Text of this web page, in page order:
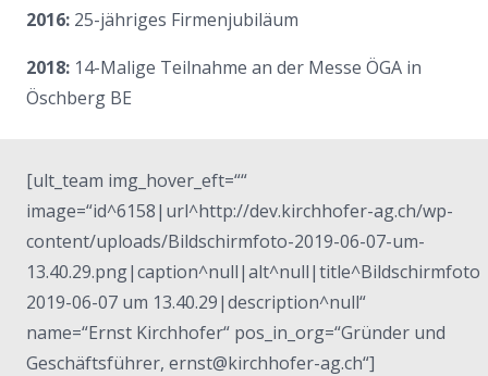
2016: 25-jähriges Firmenjubiläum
2018: 14-Malige Teilnahme an der Messe ÖGA in
Öschberg BE
[ult_team img_hover_eft=““
image=“id^6158|url^http://dev.kirchhofer-ag.ch/wp-
content/uploads/Bildschirmfoto-2019-06-07-um-
13.40.29.png|caption^null|alt^null|title^Bildschirmfoto
2019-06-07 um 13.40.29|description^null“
name=“Ernst Kirchhofer“ pos_in_org=“Gründer und
Geschäftsführer, ernst@kirchhofer-ag.ch“]